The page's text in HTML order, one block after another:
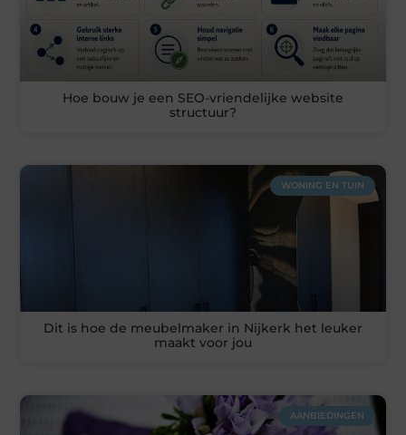
Hoe bouw je een SEO-vriendelijke website
structuur?
WONING EN TUIN
Dit is hoe de meubelmaker in Nijkerk het leuker
maakt voor jou
AANBIEDINGEN